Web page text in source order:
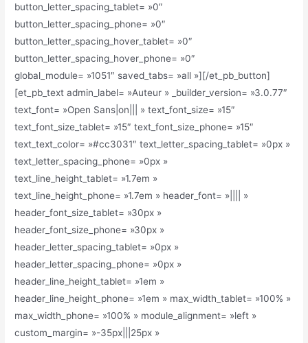
button_letter_spacing_tablet= »0″
button_letter_spacing_phone= »0″
button_letter_spacing_hover_tablet= »0″
button_letter_spacing_hover_phone= »0″
global_module= »1051″ saved_tabs= »all »][/et_pb_button]
[et_pb_text admin_label= »Auteur » _builder_version= »3.0.77″
text_font= »Open Sans|on||| » text_font_size= »15″
text_font_size_tablet= »15″ text_font_size_phone= »15″
text_text_color= »#cc3031″ text_letter_spacing_tablet= »0px »
text_letter_spacing_phone= »0px »
text_line_height_tablet= »1.7em »
text_line_height_phone= »1.7em » header_font= »|||| »
header_font_size_tablet= »30px »
header_font_size_phone= »30px »
header_letter_spacing_tablet= »0px »
header_letter_spacing_phone= »0px »
header_line_height_tablet= »1em »
header_line_height_phone= »1em » max_width_tablet= »100% »
max_width_phone= »100% » module_alignment= »left »
custom_margin= »-35px|||25px »